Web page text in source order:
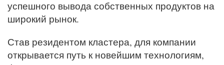
успешного вывода собственных продуктов на
широкий рынок.
Став резидентом кластера, для компании
открывается путь к новейшим технологиям,